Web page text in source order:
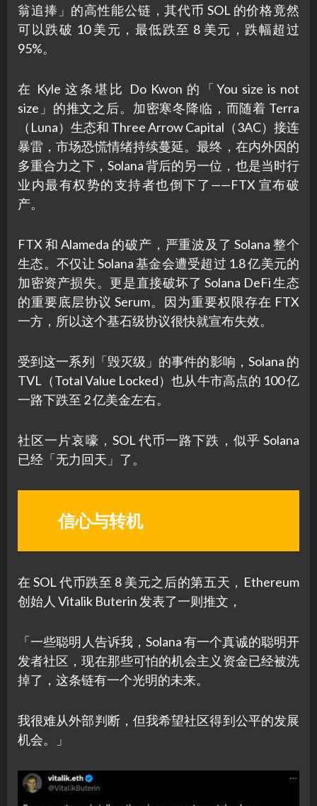
翁追捧」的高性能公链，其代币 SOL 的价格竟然
可以跌破 10 美元，最低跌至 8 美元，跌幅超过
95%。
在 Kyle 这条堪比 Do Kwon 的「You size is not
size」的推文之后。加密寒冬降临，而随着 Terra
（Luna）生态和 Three Arrow Capital（3AC）接连
暴雷，市场恐慌情绪持续蔓延。最终，在内外因的
多重合力之下，Solana 背后的另一位，也是当时行
业内最有权势的支持者也倒下了——FTX 宣布破
产。
FTX 和 Alameda 的破产，严重波及了 Solana 整个
生态。不仅让 Solana 基金会遭受超过 1.8 亿美元的
加密资产损失。更是直接破坏了 Solana DeFi 生态
的重要底层协议 Serum。因为重要权限存在 FTX
一方，所以这个基石级协议很快就宣布失效。
受到这一系列「毁灭级」的事件的影响，Solana 的
TVL（Total Value Locked）也从牛市高点的 100 亿
一路下跌至 2 亿美金左右。
社区一片哀嚎，SOL 代币一路下跌，似乎 Solana
已经「无力回天」了。
信心与转机
在 SOL 代币跌至 8 美元之后的第五天，Ethereum
创始人 Vitalik Buterin 发表了一则推文，
「一些聪明人告诉我，Solana 有一个真诚的聪明开
发者社区，现在那些可怕的机会主义资金已经被洗
掉了，这条链有一个光明的未来。
我很难从外部判断，但我希望社区得到公平的发展
机会。」